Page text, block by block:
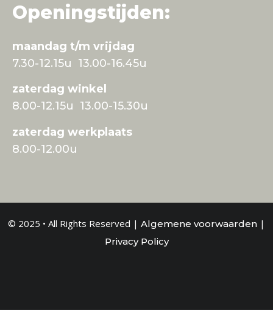
Openingstijden:
maandag t/m vrijdag
7.30-12.15u 13.00-16.45u
zaterdag winkel
8.00-12.15u 13.00-15.30u
zaterdag werkplaats
8.00-12.00u
© 2025 • All Rights Reserved | Algemene voorwaarden |
Privacy Policy